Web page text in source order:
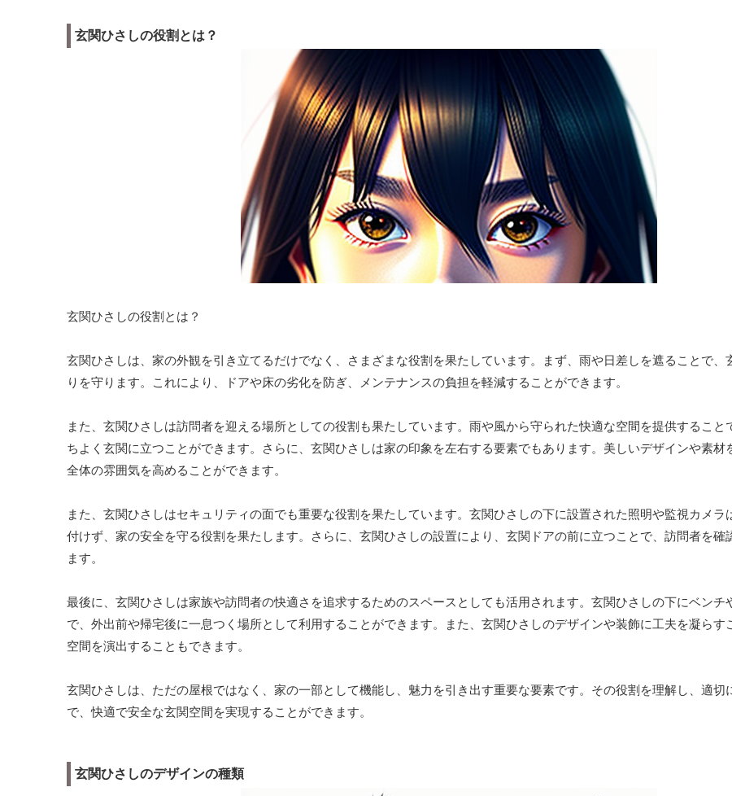
玄関ひさしの役割とは？
玄関ひさしの役割とは？
玄関ひさしは、家の外観を引き立てるだけでなく、さまざまな役割を果たしています。まず、雨や日差しを遮ることで、
りを守ります。これにより、ドアや床の劣化を防ぎ、メンテナンスの負担を軽減することができます。
また、玄関ひさしは訪問者を迎える場所としての役割も果たしています。雨や風から守られた快適な空間を提供すること
ちよく玄関に立つことができます。さらに、玄関ひさしは家の印象を左右する要素でもあります。美しいデザインや素材
全体の雰囲気を高めることができます。
また、玄関ひさしはセキュリティの面でも重要な役割を果たしています。玄関ひさしの下に設置された照明や監視カメラ
付けず、家の安全を守る役割を果たします。さらに、玄関ひさしの設置により、玄関ドアの前に立つことで、訪問者を確
ます。
最後に、玄関ひさしは家族や訪問者の快適さを追求するためのスペースとしても活用されます。玄関ひさしの下にベンチ
で、外出前や帰宅後に一息つく場所として利用することができます。また、玄関ひさしのデザインや装飾に工夫を凝らす
空間を演出することもできます。
玄関ひさしは、ただの屋根ではなく、家の一部として機能し、魅力を引き出す重要な要素です。その役割を理解し、適切
で、快適で安全な玄関空間を実現することができます。
玄関ひさしのデザインの種類